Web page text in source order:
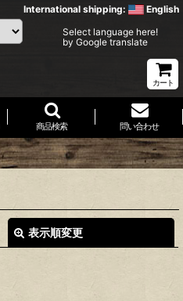
International shipping: English
Select language here!
by Google translate
カート
商品検索 問い合わせ
表示順変更